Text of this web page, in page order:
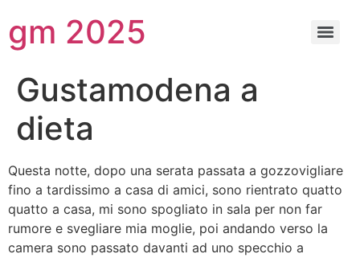
gm 2025
Gustamodena a
dieta
Questa notte, dopo una serata passata a gozzovigliare
fino a tardissimo a casa di amici, sono rientrato quatto
quatto a casa, mi sono spogliato in sala per non far
rumore e svegliare mia moglie, poi andando verso la
camera sono passato davanti ad uno specchio a